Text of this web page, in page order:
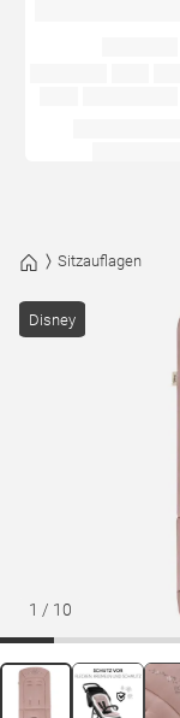
Sitzauflagen
1 / 10
Disney